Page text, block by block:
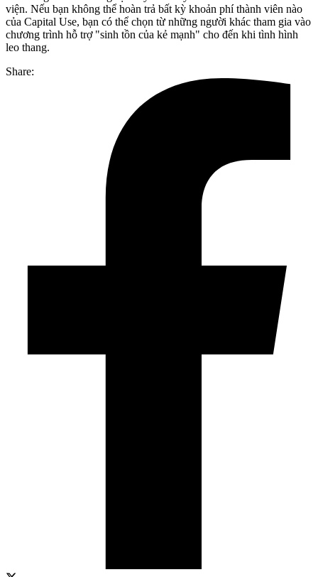
viện. Nếu bạn không thể hoàn trả bất kỳ khoản phí thành viên nào
của Capital Use, bạn có thể chọn từ những người khác tham gia vào
chương trình hỗ trợ "sinh tồn của kẻ mạnh" cho đến khi tình hình
leo thang.
Share: